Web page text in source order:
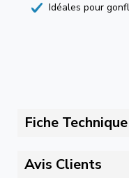
Idéales pour
Fiche Technique
Avis Clients